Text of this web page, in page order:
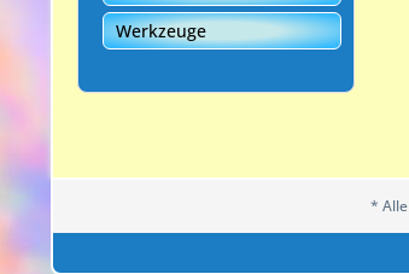
Werkzeuge
*